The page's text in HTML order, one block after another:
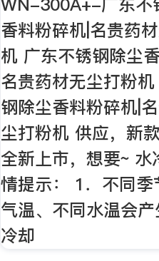
香料粉碎机|名贵药
机 广东不锈钢除尘
名贵药材无尘打粉
钢除尘香料粉碎机|
尘打粉机 供应，新
全新上市，想要~ 水
情提示： 1．不同季
气温、不同水温会
冷却